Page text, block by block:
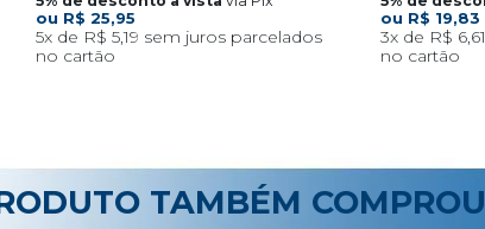
R$ 25,95
5x R$ 5,19
R$ 19,83
3x R$ 6,61
TAMBÉM COMPROU